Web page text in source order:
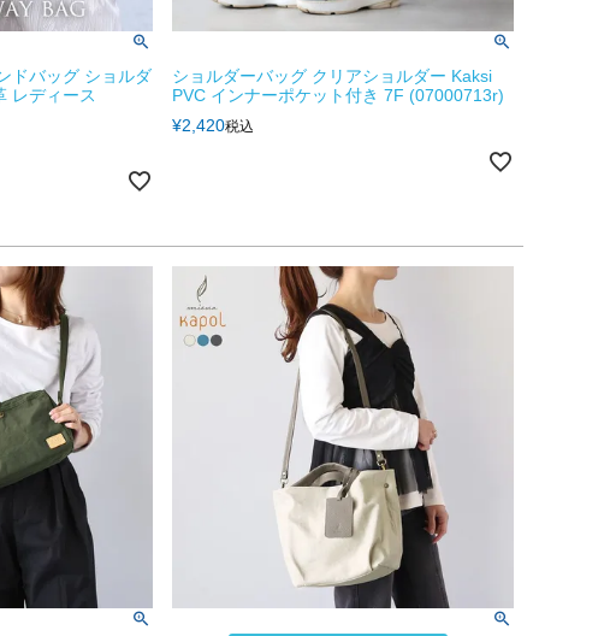
ドバッグ ショルダ
レディース
ショルダーバッグ クリアショルダー Kaksi
PVC インナーポケット付き 7F (07000713r)
¥2,420税込